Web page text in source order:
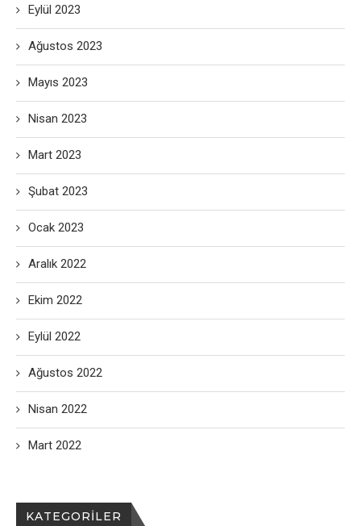
Eylül 2023
Ağustos 2023
Mayıs 2023
Nisan 2023
Mart 2023
Şubat 2023
Ocak 2023
Aralık 2022
Ekim 2022
Eylül 2022
Ağustos 2022
Nisan 2022
Mart 2022
KATEGORILER